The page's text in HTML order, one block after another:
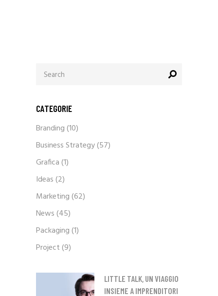
for:
CATEGORIE
Branding(10)
Business Strategy(57)
Grafica(1)
Ideas(2)
Marketing(62)
News(45)
Packaging(1)
Project(9)
LITTLE TALK, UN VIAGGIO
INSIEME A IMPRENDITORI